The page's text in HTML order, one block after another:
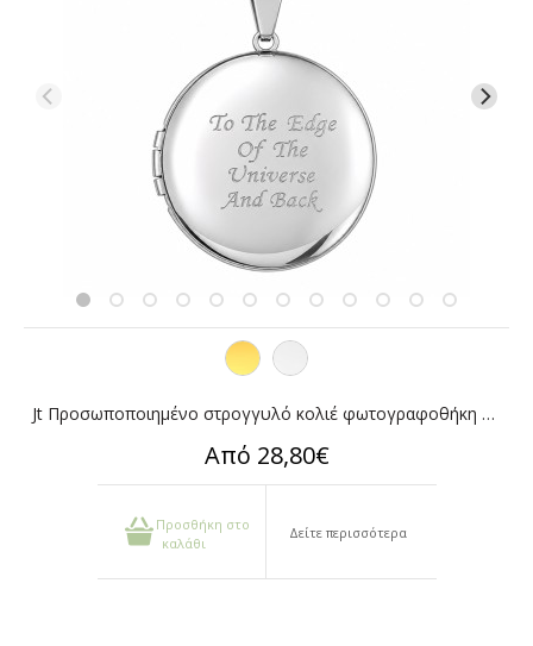
Jt Προσωποποιημένο στρογγυλό κολιέ φωτογραφοθήκη ατσάλι 28mm
Από 28,80€
Προσθήκη στο
καλάθι
Δείτε περισσότερα